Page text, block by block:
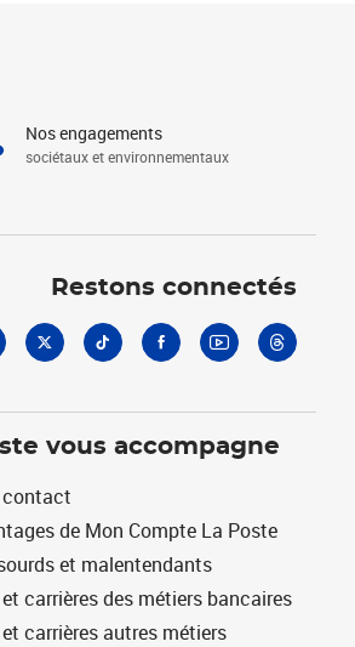
Nos engagements
sociétaux et environnementaux
Restons connectés
vous accompagne
contact
de Mon Compte La Poste
et malentendants
carrières des métiers bancaires
carrières autres métiers